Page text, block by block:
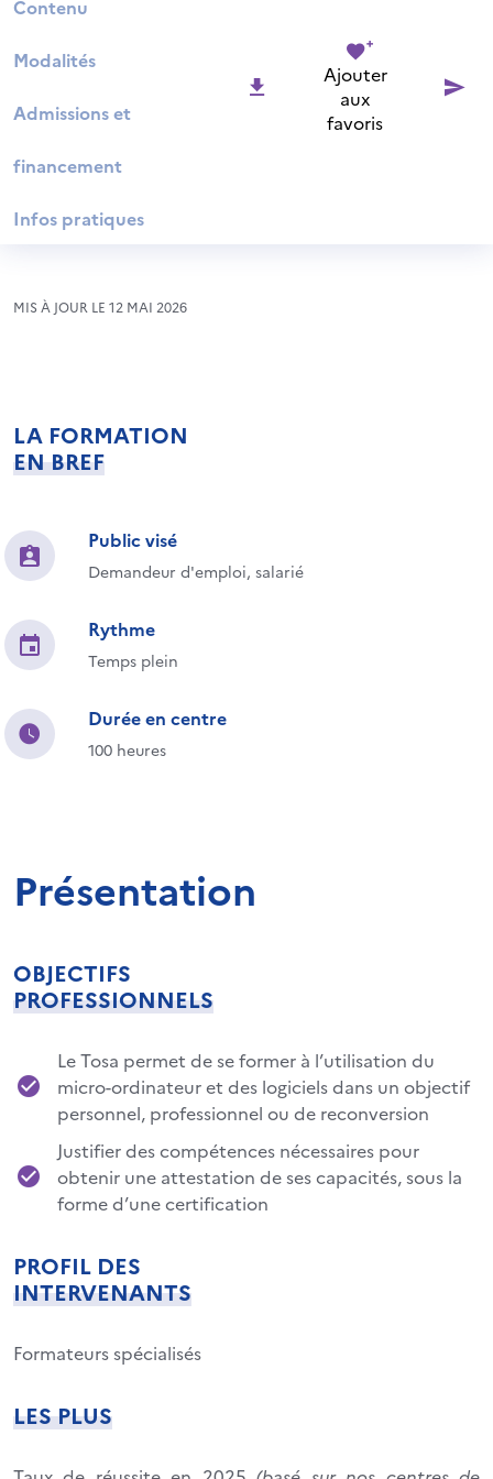
Contenu
Modalités
Admissions et
financement
Infos pratiques
Ajouter
aux
favoris
MIS À JOUR LE 12 MAI 2026
LA FORMATION
EN BREF
Public visé
Demandeur d'emploi, salarié
Rythme
Temps plein
Durée en centre
100 heures
Présentation
OBJECTIFS
PROFESSIONNELS
Le Tosa permet de se former à l’utilisation du
micro-ordinateur et des logiciels dans un objectif
personnel, professionnel ou de reconversion
Justifier des compétences nécessaires pour
obtenir une attestation de ses capacités, sous la
forme d’une certification
PROFIL DES
INTERVENANTS
Formateurs spécialisés
LES PLUS